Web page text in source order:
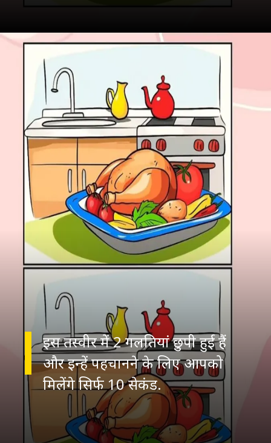
इस तस्वीर में 2 गलतियां छुपी हुई हैं
और इन्हें पहचानने के लिए आपको
मिलेंगे सिर्फ 10 सेकंड.